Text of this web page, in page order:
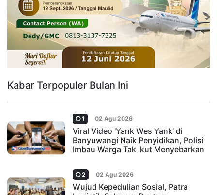
Kabar Terpopuler Bulan Ini
1 02 Agu 2026
Viral Video 'Yank Wes Yank' di
Banyuwangi Naik Penyidikan, Polisi
Imbau Warga Tak Ikut Menyebarkan
2 02 Agu 2026
Wujud Kepedulian Sosial, Patra